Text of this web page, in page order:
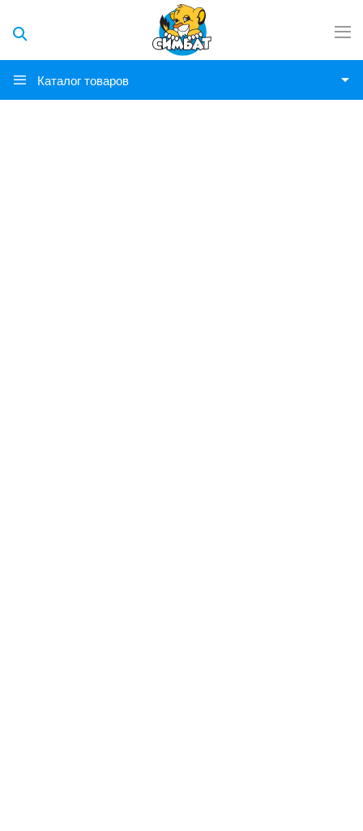
Каталог товаров